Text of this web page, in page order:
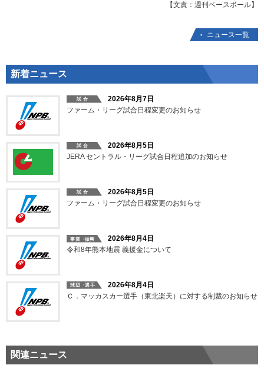
【文責：週刊ベースボール】
ニュース一覧
新着ニュース
2026年8月7日
ファーム・リーグ試合日程変更のお知らせ
2026年8月5日
JERA セントラル・リーグ試合日程追加のお知らせ
2026年8月5日
ファーム・リーグ試合日程変更のお知らせ
2026年8月4日
令和8年熊本地震 義援金について
2026年8月4日
Ｃ．マッカスカー選手（東北楽天）に対する制裁のお知らせ
関連ニュース